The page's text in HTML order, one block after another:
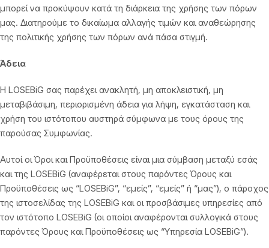
μπορεί να προκύψουν κατά τη διάρκεια της χρήσης των πόρων
μας. Διατηρούμε το δικαίωμα αλλαγής τιμών και αναθεώρησης
της πολιτικής χρήσης των πόρων ανά πάσα στιγμή.
Άδεια
Η LOSEBiG σας παρέχει ανακλητή, μη αποκλειστική, μη
μεταβιβάσιμη, περιορισμένη άδεια για λήψη, εγκατάσταση και
χρήση του ιστότοπου αυστηρά σύμφωνα με τους όρους της
παρούσας Συμφωνίας.
Αυτοί οι Όροι και Προϋποθέσεις είναι μια σύμβαση μεταξύ εσάς
και της LOSEBiG (αναφέρεται στους παρόντες Όρους και
Προϋποθέσεις ως “LOSEBiG”, “εμείς”, “εμείς” ή “μας”), ο πάροχος
της ιστοσελίδας της LOSEBiG και οι προσβάσιμες υπηρεσίες από
τον ιστότοπο LOSEBiG (οι οποίοι αναφέρονται συλλογικά στους
παρόντες Όρους και Προϋποθέσεις ως “Υπηρεσία LOSEBiG”).